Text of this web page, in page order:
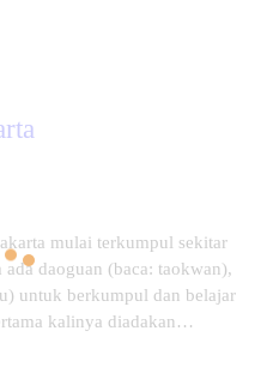
mulai terkumpul sekitar
daoguan (baca: taokwan),
untuk berkumpul dan belajar
kalinya diadakan…